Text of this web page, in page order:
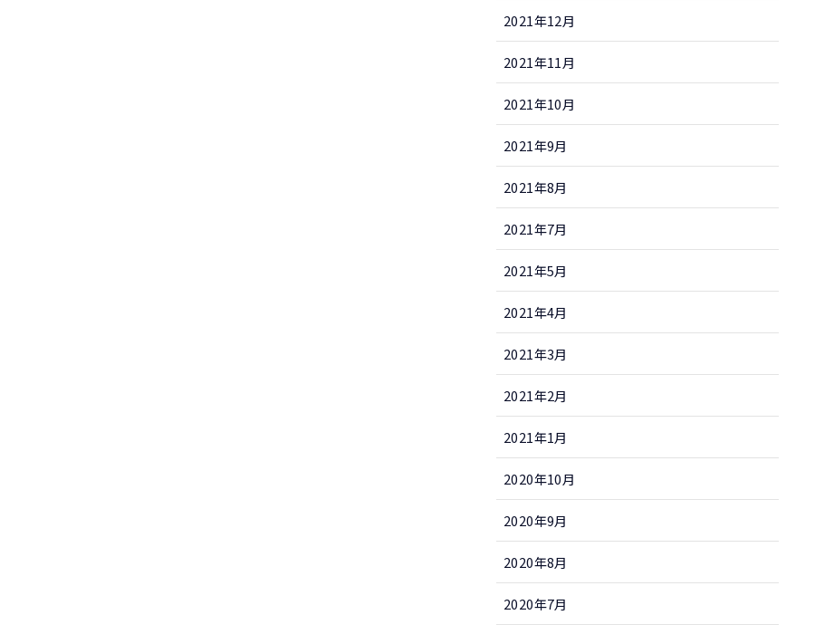
2021年12月
2021年11月
2021年10月
2021年9月
2021年8月
2021年7月
2021年5月
2021年4月
2021年3月
2021年2月
2021年1月
2020年10月
2020年9月
2020年8月
2020年7月